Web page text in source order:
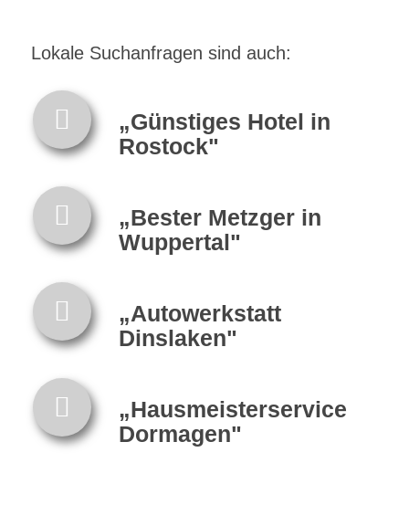
Lokale Suchanfragen sind auch:
„Günstiges Hotel in
Rostock"
„Bester Metzger in
Wuppertal"
„Autowerkstatt
Dinslaken"
„Hausmeisterservice
Dormagen"